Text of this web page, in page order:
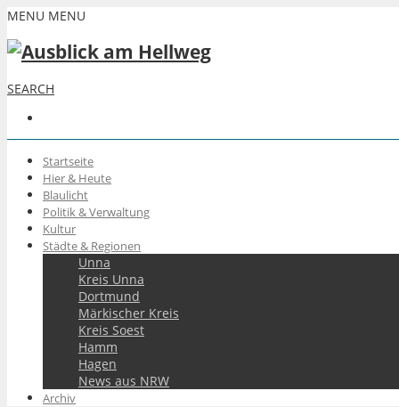
MENU MENU
SEARCH
Startseite
Hier & Heute
Blaulicht
Politik & Verwaltung
Kultur
Städte & Regionen
Unna
Kreis Unna
Dortmund
Märkischer Kreis
Kreis Soest
Hamm
Hagen
News aus NRW
Archiv